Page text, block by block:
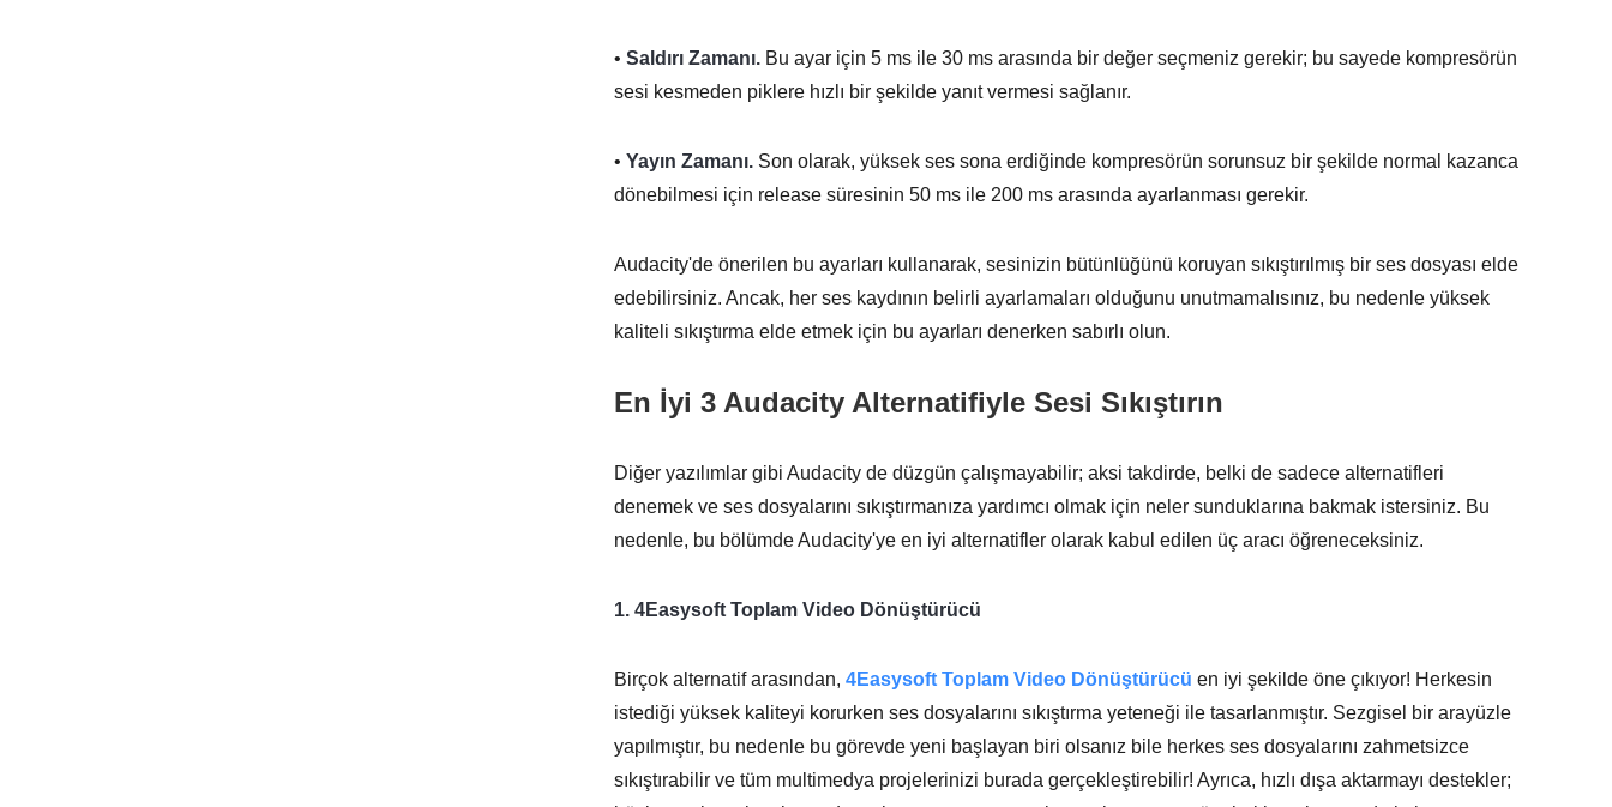
• Saldırı Zamanı. Bu ayar için 5 ms ile 30 ms arasında bir değer seçmeniz gerekir; bu sayede kompresörün
sesi kesmeden piklere hızlı bir şekilde yanıt vermesi sağlanır.
• Yayın Zamanı. Son olarak, yüksek ses sona erdiğinde kompresörün sorunsuz bir şekilde normal kazanca
dönebilmesi için release süresinin 50 ms ile 200 ms arasında ayarlanması gerekir.
Audacity'de önerilen bu ayarları kullanarak, sesinizin bütünlüğünü koruyan sıkıştırılmış bir ses dosyası elde
edebilirsiniz. Ancak, her ses kaydının belirli ayarlamaları olduğunu unutmamalısınız, bu nedenle yüksek
kaliteli sıkıştırma elde etmek için bu ayarları denerken sabırlı olun.
En İyi 3 Audacity Alternatifiyle Sesi Sıkıştırın
Diğer yazılımlar gibi Audacity de düzgün çalışmayabilir; aksi takdirde, belki de sadece alternatifleri
denemek ve ses dosyalarını sıkıştırmanıza yardımcı olmak için neler sunduklarına bakmak istersiniz. Bu
nedenle, bu bölümde Audacity'ye en iyi alternatifler olarak kabul edilen üç aracı öğreneceksiniz.
1. 4Easysoft Toplam Video Dönüştürücü
Birçok alternatif arasından, 4Easysoft Toplam Video Dönüştürücü en iyi şekilde öne çıkıyor! Herkesin
istediği yüksek kaliteyi korurken ses dosyalarını sıkıştırma yeteneği ile tasarlanmıştır. Sezgisel bir arayüzle
yapılmıştır, bu nedenle bu görevde yeni başlayan biri olsanız bile herkes ses dosyalarını zahmetsizce
sıkıştırabilir ve tüm multimedya projelerinizi burada gerçekleştirebilir! Ayrıca, hızlı dışa aktarmayı destekler;